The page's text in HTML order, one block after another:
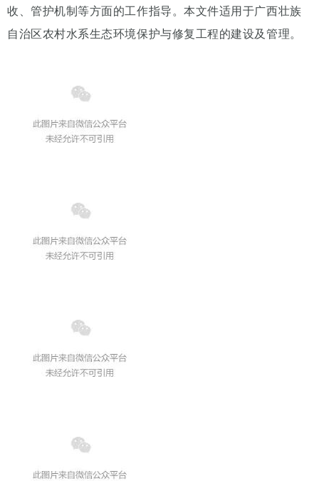
政策法规
收、管护机制等方面的工作指导。本文件适用于广西壮族
自治区农村水系生态环境保护与修复工程的建设及管理。